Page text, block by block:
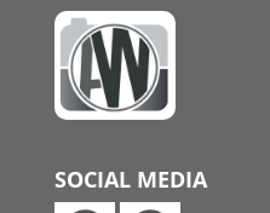
SOCIAL MEDIA